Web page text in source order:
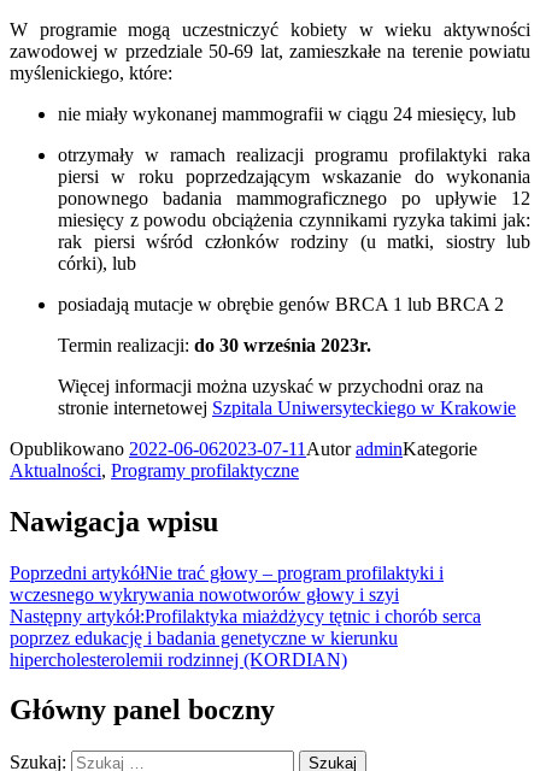
W programie mogą uczestniczyć kobiety w wieku aktywności
zawodowej w przedziale 50-69 lat, zamieszkałe na terenie powiatu
myślenickiego, które:
nie miały wykonanej mammografii w ciągu 24 miesięcy, lub
otrzymały w ramach realizacji programu profilaktyki raka
piersi w roku poprzedzającym wskazanie do wykonania
ponownego badania mammograficznego po upływie 12
miesięcy z powodu obciążenia czynnikami ryzyka takimi jak:
rak piersi wśród członków rodziny (u matki, siostry lub
córki), lub
posiadają mutacje w obrębie genów BRCA 1 lub BRCA 2
Termin realizacji: do 30 września 2023r.
Więcej informacji można uzyskać w przychodni oraz na
stronie internetowej Szpitala Uniwersyteckiego w Krakowie
Opublikowano 2022-06-062023-07-11 AutoradminKategorie
Aktualności, Programy profilaktyczne
Nawigacja wpisu
Poprzedni artykółNie trać głowy – program profilaktyki i
wczesnego wykrywania nowotworów głowy i szyi
Następny artykół:Profilaktyka miażdżycy tętnic i chorób serca
poprzez edukację i badania genetyczne w kierunku
hipercholesterolemii rodzinnej (KORDIAN)
Główny panel boczny
Szukaj: